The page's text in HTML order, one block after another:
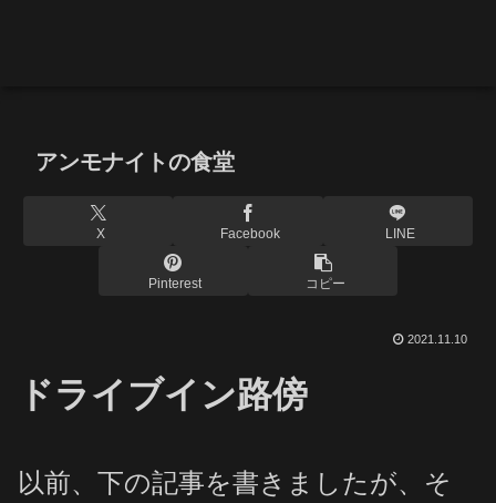
アンモナイトの食堂
X Facebook LINE
Pinterest コピー
2021.11.10
ドライブイン路傍
以前、下の記事を書きましたが、そ